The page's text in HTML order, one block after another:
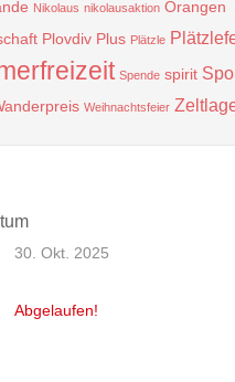
Nikolaus nikolausaktion Orangen
Plovdiv Plus Plätzle
Spende spirit
Weihnachtsfeier
30. Okt. 2025
Abgelaufen!